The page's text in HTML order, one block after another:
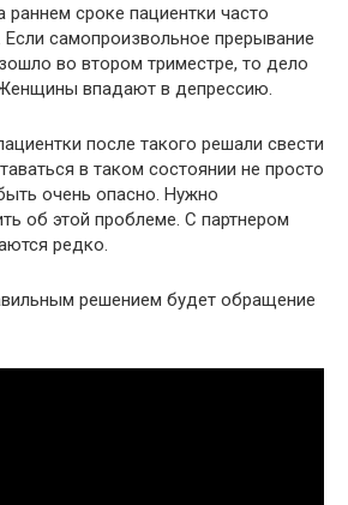
сроке пациентки часто
самопроизвольное прерывание
во втором триместре, то дело
впадают в депрессию.
после такого решали свести
в таком состоянии не просто
очень опасно. Нужно
об этой проблеме. С партнером
редко.
решением будет обращение